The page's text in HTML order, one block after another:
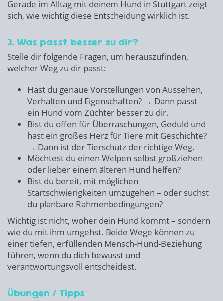
Gerade im Alltag mit deinem Hund in Stuttgart zeigt
sich, wie wichtig diese Entscheidung wirklich ist.
3. Was passt besser zu dir?
Stelle dir folgende Fragen, um herauszufinden,
welcher Weg zu dir passt:
Hast du genaue Vorstellungen von Aussehen,
Verhalten und Eigenschaften? → Dann passt
ein Hund vom Züchter besser zu dir.
Bist du offen für Überraschungen, Geduld und
hast ein großes Herz für Tiere mit Geschichte?
→ Dann ist der Tierschutz der richtige Weg.
Möchtest du einen Welpen selbst großziehen
oder lieber einem älteren Hund helfen?
Bist du bereit, mit möglichen
Startschwierigkeiten umzugehen – oder suchst
du planbare Rahmenbedingungen?
Wichtig ist nicht, woher dein Hund kommt – sondern
wie du mit ihm umgehst. Beide Wege können zu
einer tiefen, erfüllenden Mensch-Hund-Beziehung
führen, wenn du dich bewusst und
verantwortungsvoll entscheidest.
Übungen / Tipps